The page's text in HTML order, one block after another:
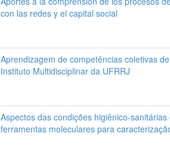
con las redes y el capital social
Aprendizagem de competências coletivas
Instituto Multidisciplinar da UFRRJ
Aspectos das condições higiênico-
ferramentas moleculares para